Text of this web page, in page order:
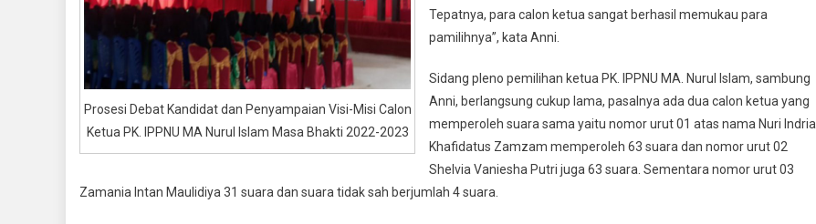
Prosesi Debat Kandidat dan Penyampaian Visi-Misi Calon
Ketua PK. IPPNU MA Nurul Islam Masa Bhakti 2022-2023
Tepatnya, para calon ketua sangat berhasil memukau para
pamilihnya”, kata Anni.
Sidang pleno pemilihan ketua PK. IPPNU MA. Nurul Islam, sambung
Anni, berlangsung cukup lama, pasalnya ada dua calon ketua yang
memperoleh suara sama yaitu nomor urut 01 atas nama Nuri Indria
Khafidatus Zamzam memperoleh 63 suara dan nomor urut 02
Shelvia Vaniesha Putri juga 63 suara. Sementara nomor urut 03
Zamania Intan Maulidiya 31 suara dan suara tidak sah berjumlah 4 suara.